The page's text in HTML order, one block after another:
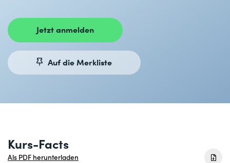
Jetzt anmelden
Auf die Merkliste
Kurs-Facts
Als PDF herunterladen